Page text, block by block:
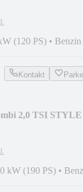
(120 PS) • Benzin
Kontakt
2,0 TSI STYLE
kW (190 PS) •